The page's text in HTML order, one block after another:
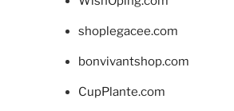
shoplegacee.com
bonvivantshop.com
CupPlante.com